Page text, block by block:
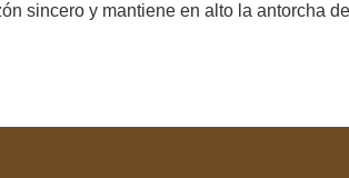
sincero y mantiene en alto la antorcha